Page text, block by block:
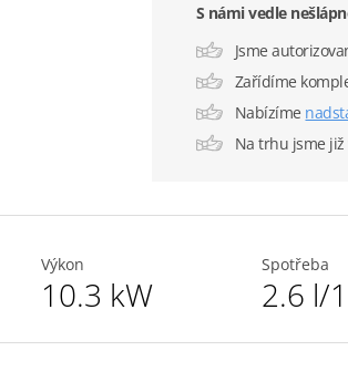
S námi vedle
Jsme
Zařídíme
Nabízíme
Na trhu jsme
Výkon
10.3 kW
Spotřeba
2.6 l/